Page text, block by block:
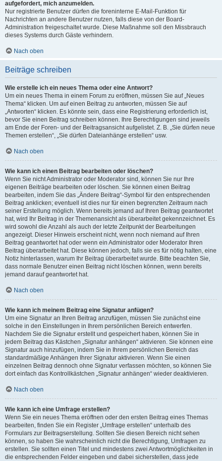
aufgefordert, mich anzumelden.
Nur registrierte Benutzer dürfen die foreninterne E-Mail-Funktion für
Nachrichten an andere Benutzer nutzen, falls diese von der Board-
Administration freigeschaltet wurde. Diese Maßnahme soll den Missbrauch
dieses Systems durch Gäste verhindern.
Nach oben
Beiträge schreiben
Wie erstelle ich ein neues Thema oder eine Antwort?
Um ein neues Thema in einem Forum zu eröffnen, müssen Sie auf „Neues
Thema“ klicken. Um auf einen Beitrag zu antworten, müssen Sie auf
„Antworten“ klicken. Es könnte sein, dass eine Registrierung erforderlich ist,
bevor Sie einen Beitrag schreiben können. Ihre Berechtigungen sind jeweils
am Ende der Foren- und der Beitragsansicht aufgelistet. Z. B. „Sie dürfen neue
Themen erstellen“, „Sie dürfen Dateianhänge erstellen“ usw.
Nach oben
Wie kann ich einen Beitrag bearbeiten oder löschen?
Wenn Sie nicht Administrator oder Moderator sind, können Sie nur Ihre
eigenen Beiträge bearbeiten oder löschen. Sie können einen Beitrag
bearbeiten, indem Sie das „Ändere Beitrag“-Symbol für den entsprechenden
Beitrag anklicken; eventuell ist dies nur für einen begrenzten Zeitraum nach
seiner Erstellung möglich. Wenn bereits jemand auf Ihren Beitrag geantwortet
hat, wird Ihr Beitrag in der Themenansicht als überarbeitet gekennzeichnet. Es
wird sowohl die Anzahl als auch der letzte Zeitpunkt der Bearbeitungen
angezeigt. Dieser Hinweis erscheint nicht, wenn noch niemand auf Ihren
Beitrag geantwortet hat oder wenn ein Administrator oder Moderator Ihren
Beitrag überarbeitet hat. Diese können jedoch, falls sie es für nötig halten, eine
Notiz hinterlassen, warum Ihr Beitrag überarbeitet wurde. Bitte beachten Sie,
dass normale Benutzer einen Beitrag nicht löschen können, wenn bereits
jemand darauf geantwortet hat.
Nach oben
Wie kann ich meinem Beitrag eine Signatur anfügen?
Um eine Signatur an Ihren Beitrag anzufügen, müssen Sie zunächst eine
solche in den Einstellungen in Ihrem persönlichen Bereich entwerfen.
Nachdem Sie die Signatur erstellt und gespeichert haben, können Sie in
jedem Beitrag das Kästchen „Signatur anhängen“ aktivieren. Sie können eine
Signatur auch hinzufügen, indem Sie in Ihrem persönlichen Bereich das
standardmäßige Anhängen Ihrer Signatur aktivieren. Wenn Sie einen
einzelnen Beitrag dennoch ohne Signatur verfassen möchten, so können Sie
dort einfach das Kontrollkästchen „Signatur anhängen“ wieder deaktivieren.
Nach oben
Wie kann ich eine Umfrage erstellen?
Wenn Sie ein neues Thema eröffnen oder den ersten Beitrag eines Themas
bearbeiten, finden Sie ein Register „Umfrage erstellen“ unterhalb des
Formulars zur Beitragserstellung. Sollten Sie diesen Bereich nicht sehen
können, so haben Sie wahrscheinlich nicht die Berechtigung, Umfragen zu
erstellen. Sie sollten einen Titel und mindestens zwei Antwortmöglichkeiten in
die entsprechenden Felder eingeben und dabei sicherstellen, dass jede